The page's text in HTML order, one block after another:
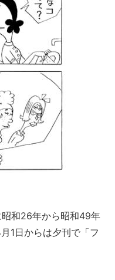
和26年から昭和49年
1日からは夕刊で「フ